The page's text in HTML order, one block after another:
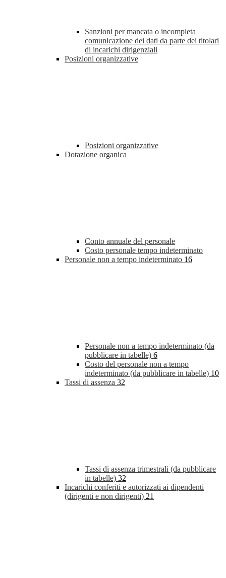
Sanzioni per mancata o incompleta
comunicazione dei dati da parte dei titolari
di incarichi dirigenziali
Posizioni organizzative
Posizioni organizzative
Dotazione organica
Conto annuale del personale
Costo personale tempo indeterminato
Personale non a tempo indeterminato 16
Personale non a tempo indeterminato (da
pubblicare in tabelle) 6
Costo del personale non a tempo
indeterminato (da pubblicare in tabelle) 10
Tassi di assenza 32
Tassi di assenza trimestrali (da pubblicare
in tabelle) 32
Incarichi conferiti e autorizzati ai dipendenti
(dirigenti e non dirigenti) 21